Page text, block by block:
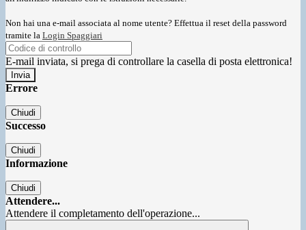
Non hai una e-mail associata al nome utente? Effettua il reset della password
tramite la Login Spaggiari
E-mail inviata, si prega di controllare la casella di posta elettronica!
Errore
Chiudi
Successo
Chiudi
Informazione
Chiudi
Attendere...
Attendere il completamento dell'operazione...